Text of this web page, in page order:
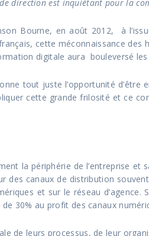
direction est inquiétant pour la
Bourne, en août 2012, à
cette méconnaissance
digitale aura bouleversé
tout juste l’opportunité
cette grande frilosité et ce
la périphérie de l’entreprise
des canaux de distribution
et sur le réseau
30% au profit des canaux
de leurs processus, de leur